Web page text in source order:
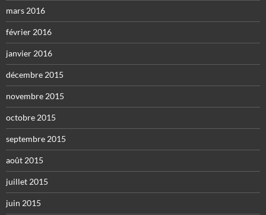
mars 2016
février 2016
janvier 2016
décembre 2015
novembre 2015
octobre 2015
septembre 2015
août 2015
juillet 2015
juin 2015